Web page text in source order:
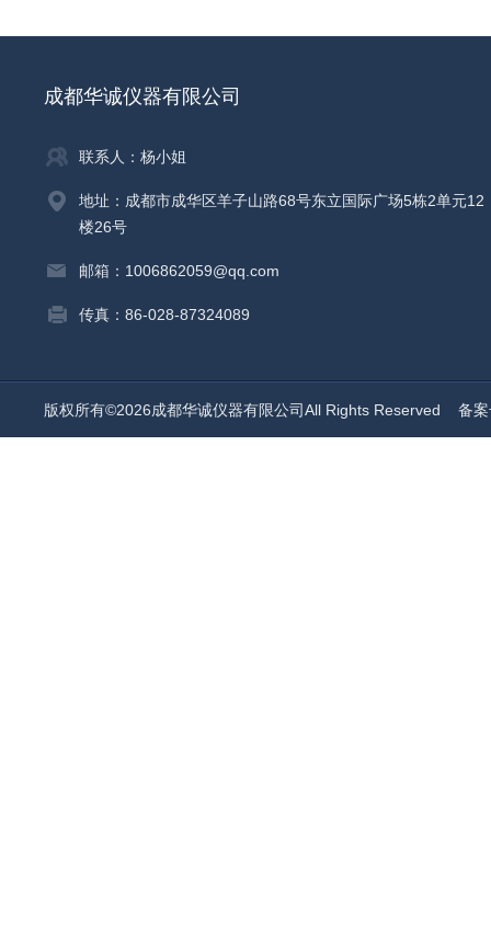
成都华诚仪器有限公司
联系人：杨小姐
地址：成都市成华区羊子山路68号东立国际广场5栋2单元12
楼26号
邮箱：1006862059@qq.com
传真：86-028-87324089
版权所有©2026成都华诚仪器有限公司All Rights Reserved 备